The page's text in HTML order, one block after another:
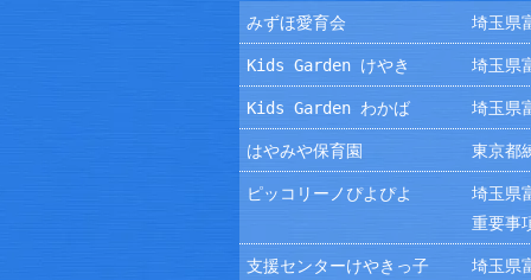
みずほ愛育会 埼玉県
Kids Garden けやき 埼玉県
Kids Garden わかば 埼玉県
はやみや保育園 東京都
ピッコリーノぴよぴよ
埼玉県
重要事
支援センターけやきっ子 埼玉県